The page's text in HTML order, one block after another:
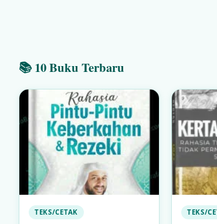
📚 10 Buku Terbaru
TEKS/CETAK TEKS/